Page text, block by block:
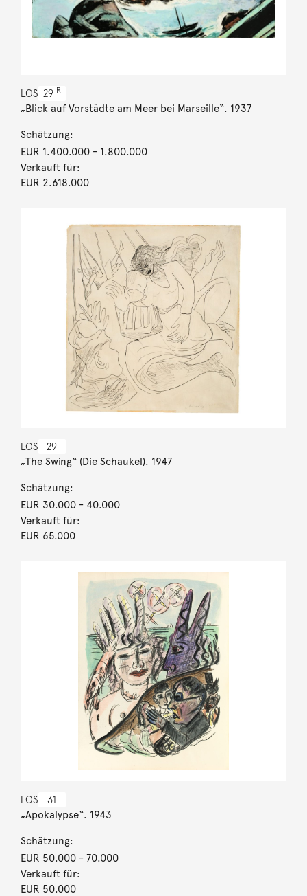
LOS 29 R
„Blick auf Vorstädte am Meer bei Marseille“. 1937
Schätzung:
EUR 1.400.000- 1.800.000
Verkauft für:
EUR 2.618.000
LOS 29
„The Swing“ (Die Schaukel). 1947
Schätzung:
EUR 30.000- 40.000
Verkauft für:
EUR 65.000
LOS 31
„Apokalypse“. 1943
Schätzung:
EUR 50.000- 70.000
Verkauft für:
EUR 50.000